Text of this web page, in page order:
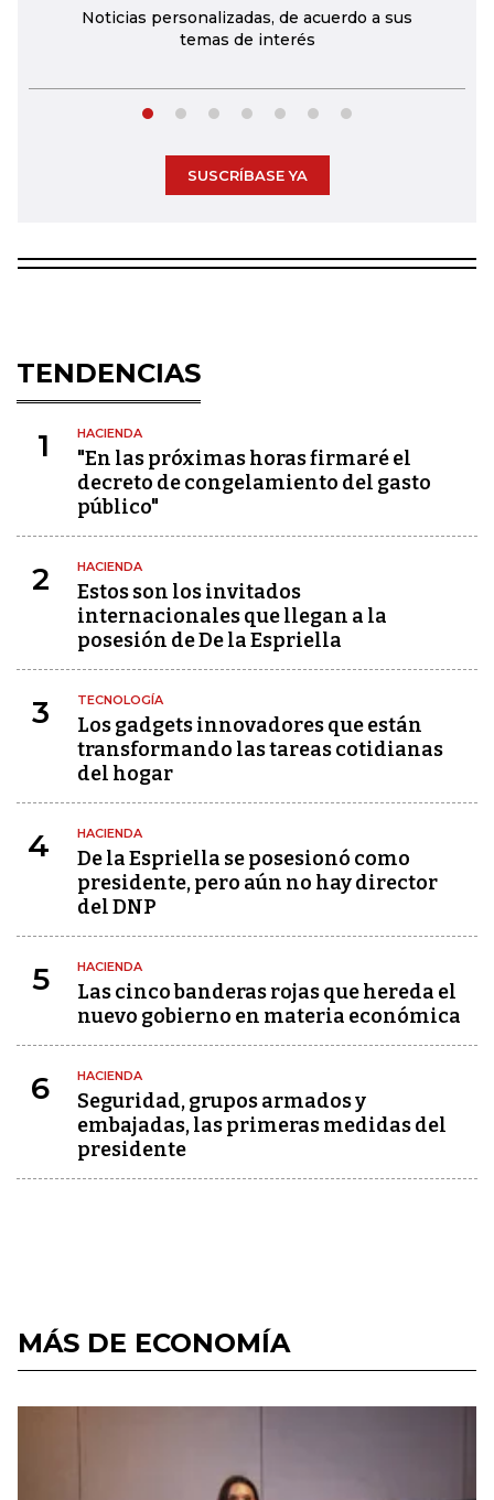
Noticias personalizadas, de acuerdo a sus
temas de interés
SUSCRÍBASE YA
TENDENCIAS
1 HACIENDA
"En las próximas horas firmaré el
decreto de congelamiento del gasto
público"
2 HACIENDA
Estos son los invitados
internacionales que llegan a la
posesión de De la Espriella
3 TECNOLOGÍA
Los gadgets innovadores que están
transformando las tareas cotidianas
del hogar
4 HACIENDA
De la Espriella se posesionó como
presidente, pero aún no hay director
del DNP
5 HACIENDA
Las cinco banderas rojas que hereda el
nuevo gobierno en materia económica
6 HACIENDA
Seguridad, grupos armados y
embajadas, las primeras medidas del
presidente
MÁS DE ECONOMÍA